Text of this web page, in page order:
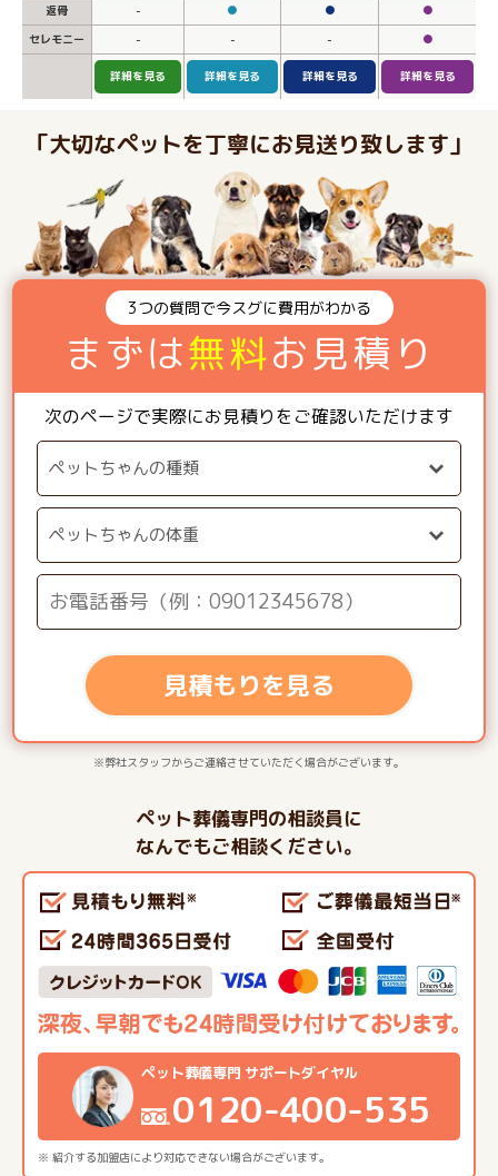
返骨
- ● ●
●
セレモニー
- - - ●
詳細を見る 詳細を見る 詳細を見る 詳細を見る
「大切なペットを丁寧にお見送り致します」
3つの質問で今スグに費用がわかる
まずは無料お見積り
次のページで実際にお見積りをご確認いただけます
見積もりを見る
※弊社スタッフからご連絡させていただく場合がございます。
ペット葬儀専門の相談員に
なんでもご相談ください。
※ 紹介する加盟店により対応できない場合がございます。
ペット葬儀専門 サポートダイヤル
0120-400-535